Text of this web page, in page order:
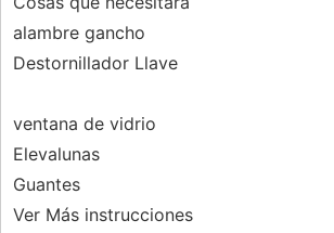
alambre gancho
Destornillador Llave
ventana de vidrio
Elevalunas
Guantes
Ver Más instrucciones